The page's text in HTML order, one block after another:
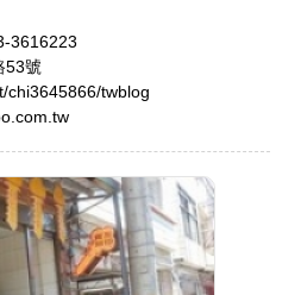
3616223
53號
chi3645866/twblog